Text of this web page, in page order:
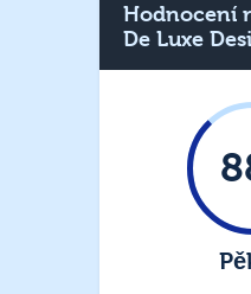
Hodnocení
De Luxe